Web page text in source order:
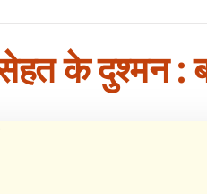
के दुश्मन :